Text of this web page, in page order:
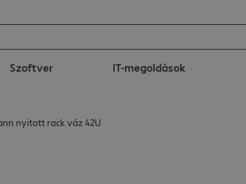
Szoftver IT-megoldások
nyitott rack váz 42U